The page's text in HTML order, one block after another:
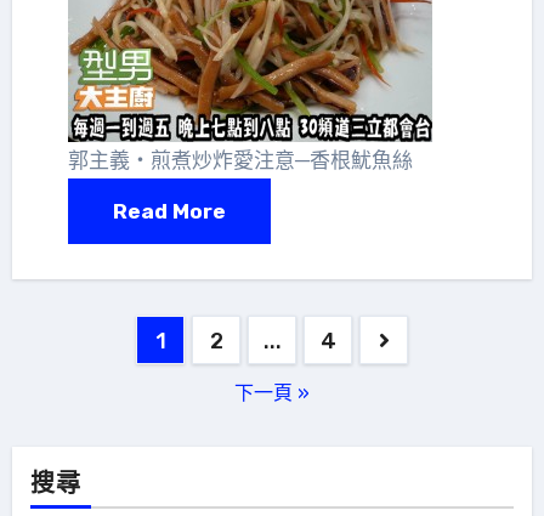
郭主義‧煎煮炒炸愛注意─香根魷魚絲
Read More
頁
1 2 ... 4
下一頁 »
搜尋